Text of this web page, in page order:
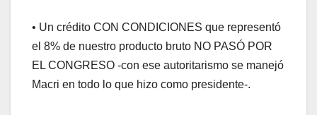
• Un crédito CON CONDICIONES que representó
el 8% de nuestro producto bruto NO PASÓ POR
EL CONGRESO -con ese autoritarismo se manejó
Macri en todo lo que hizo como presidente-.